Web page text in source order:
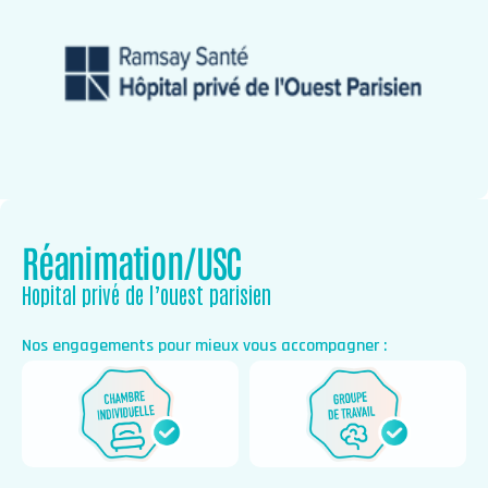
Réanimation/USC
Hopital privé de l’ouest parisien
Nos engagements pour mieux vous accompagner :